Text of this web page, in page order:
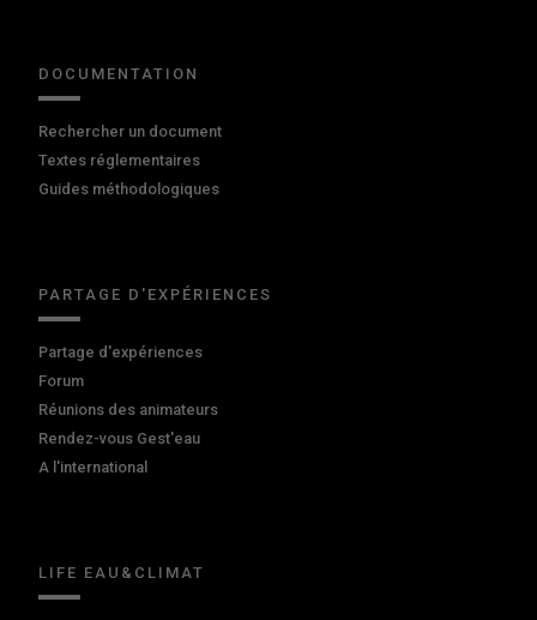
DOCUMENTATION
Rechercher un document
Textes réglementaires
Guides méthodologiques
PARTAGE D'EXPÉRIENCES
Partage d'expériences
Forum
Réunions des animateurs
Rendez-vous Gest'eau
A l'international
LIFE EAU&CLIMAT